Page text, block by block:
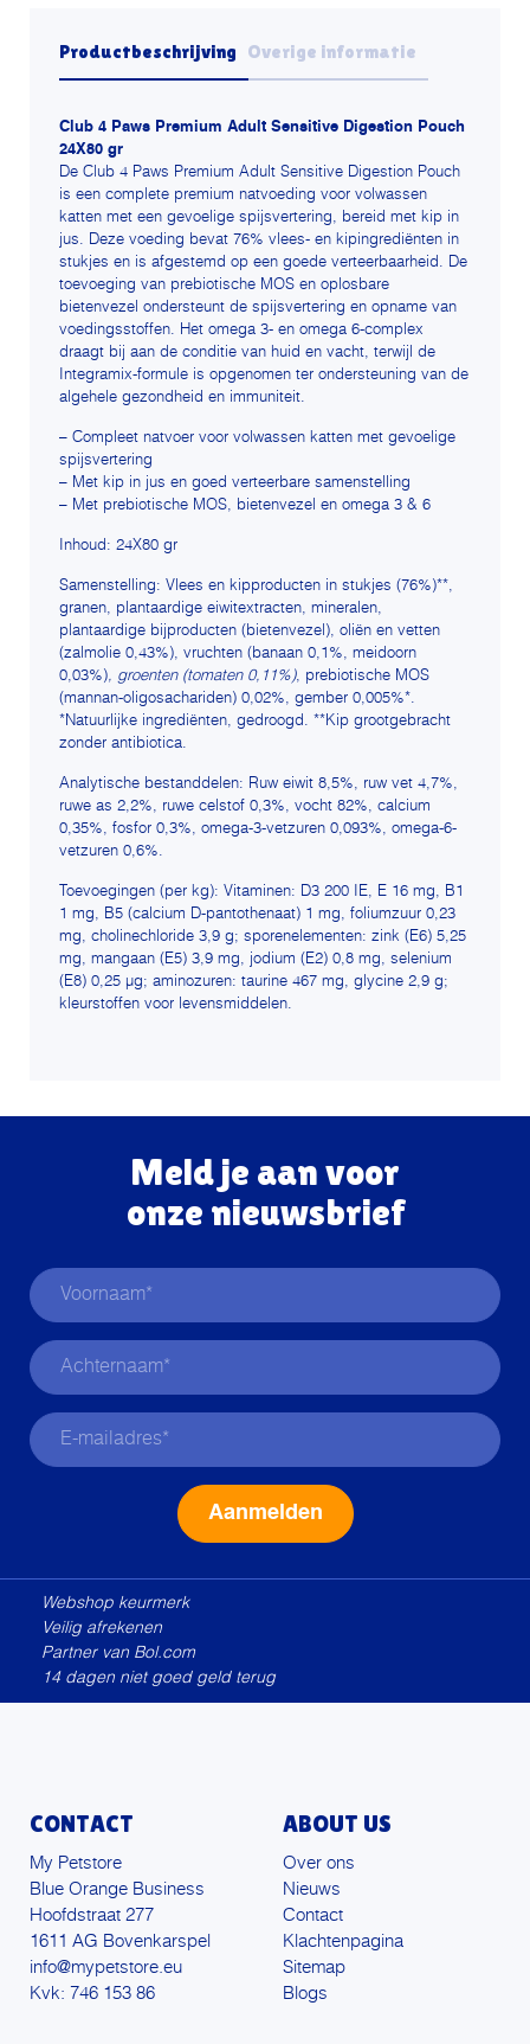
Productbeschrijving Overige informatie
Club 4 Paws Premium Adult Sensitive Digestion Pouch
24X80 gr
De Club 4 Paws Premium Adult Sensitive Digestion Pouch
is een complete premium natvoeding voor volwassen
katten met een gevoelige spijsvertering, bereid met kip in
jus. Deze voeding bevat 76% vlees- en kipingrediënten in
stukjes en is afgestemd op een goede verteerbaarheid. De
toevoeging van prebiotische MOS en oplosbare
bietenvezel ondersteunt de spijsvertering en opname van
voedingsstoffen. Het omega 3- en omega 6-complex
draagt bij aan de conditie van huid en vacht, terwijl de
Integramix-formule is opgenomen ter ondersteuning van de
algehele gezondheid en immuniteit.
– Compleet natvoer voor volwassen katten met gevoelige
spijsvertering
– Met kip in jus en goed verteerbare samenstelling
– Met prebiotische MOS, bietenvezel en omega 3 & 6
Inhoud: 24X80 gr
Samenstelling: Vlees en kipproducten in stukjes (76%)**,
granen, plantaardige eiwitextracten, mineralen,
plantaardige bijproducten (bietenvezel), oliën en vetten
(zalmolie 0,43%), vruchten (banaan 0,1%, meidoorn
0,03%), groenten (tomaten 0,11%), prebiotische MOS
(mannan-oligosachariden) 0,02%, gember 0,005%*.
*Natuurlijke ingrediënten, gedroogd. **Kip grootgebracht
zonder antibiotica.
Analytische bestanddelen: Ruw eiwit 8,5%, ruw vet 4,7%,
ruwe as 2,2%, ruwe celstof 0,3%, vocht 82%, calcium
0,35%, fosfor 0,3%, omega-3-vetzuren 0,093%, omega-6-
vetzuren 0,6%.
Toevoegingen (per kg): Vitaminen: D3 200 IE, E 16 mg, B1
1 mg, B5 (calcium D-pantothenaat) 1 mg, foliumzuur 0,23
mg, cholinechloride 3,9 g; sporenelementen: zink (E6) 5,25
mg, mangaan (E5) 3,9 mg, jodium (E2) 0,8 mg, selenium
(E8) 0,25 μg; aminozuren: taurine 467 mg, glycine 2,9 g;
kleurstoffen voor levensmiddelen.
Meld je aan voor
onze nieuwsbrief
Webshop keurmerk
Veilig afrekenen
Partner van Bol.com
14 dagen niet goed geld terug
CONTACT
My Petstore
Blue Orange Business
Hoofdstraat 277
1611 AG Bovenkarspel
info@mypetstore.eu
Kvk: 746 153 86
ABOUT US
Over ons
Nieuws
Contact
Klachtenpagina
Sitemap
Blogs